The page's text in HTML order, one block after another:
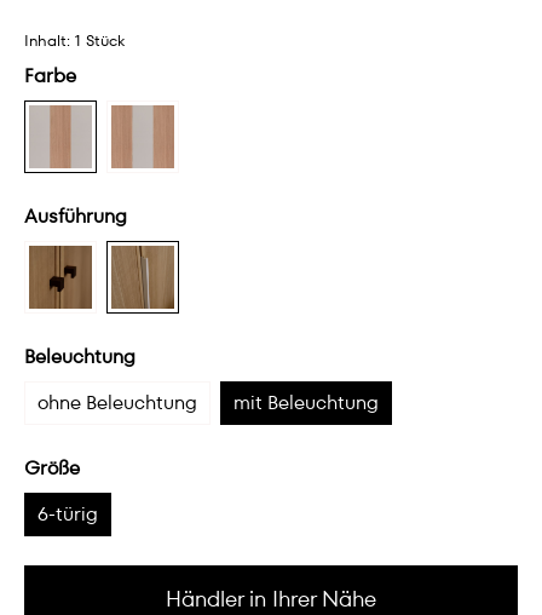
Inhalt: 1 Stück
Farbe
Ausführung
Beleuchtung
ohne Beleuchtung
mit Beleuchtung
Größe
6-türig
Händler in Ihrer Nähe